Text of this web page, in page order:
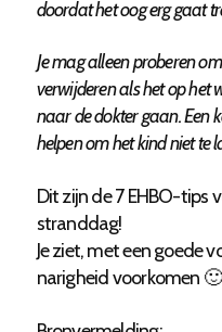
doordat het oog erg gaat
Je mag alleen proberen
verwijderen als het op het
naar de dokter gaan. Een
helpen om het kind niet te
Dit zijn de 7 EHBO-tips
stranddag!
Je ziet, met een goede
narigheid voorkomen 🙂